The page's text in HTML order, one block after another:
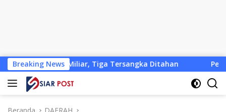
Langsung
ke
konten
Breaking News
Miliar, Tiga Tersangka Ditahan Pemkab KLU Desak